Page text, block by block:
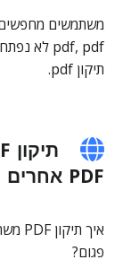
תיקון pdf.
PDF אחרים
פגום?